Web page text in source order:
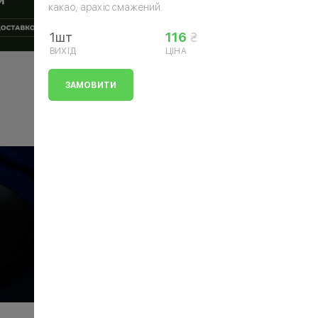
какао, арахіс смажений.
1шт 116
ВИХІД ЦІНА
ЗАМОВИТИ